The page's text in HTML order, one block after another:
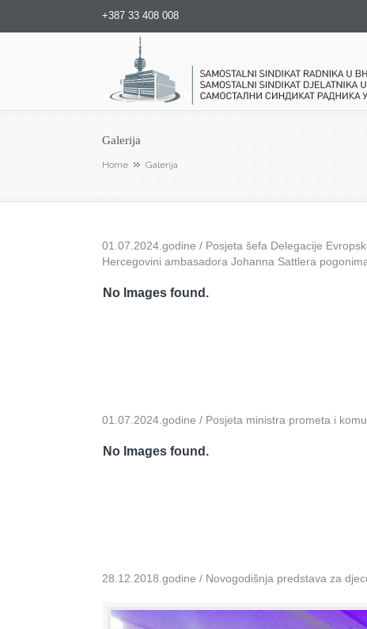
+387 33 408 008
Samostalni sindikat radnika u
Galerija
Home Galerija
01.07.2024.godine / Posjeta šefa Delegacije
Hercegovini ambasadora Johanna Sattlera
No Images found.
01.07.2024.godine / Posjeta ministra prometa i
No Images found.
28.12.2018.godine / Novogodišnja predstava za